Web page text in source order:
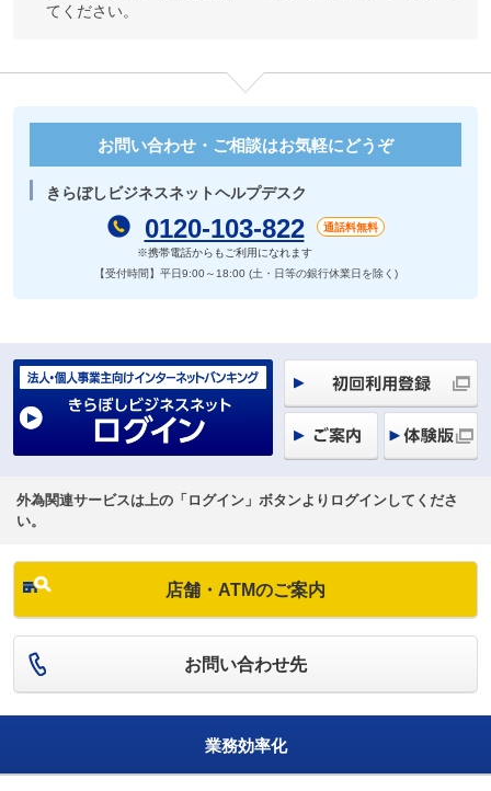
てください。
お問い合わせ・ご相談はお気軽にどうぞ
きらぼしビジネスネットヘルプデスク
0120-103-822
※携帯電話からもご利用になれます
通話料無料
【受付時間】平日9:00～18:00 (土・日等の銀行休業日を除く)
外為関連サービスは上の「ログイン」ボタンよりログインしてくださ
い。
店舗・ATMのご案内
お問い合わせ先
業務効率化